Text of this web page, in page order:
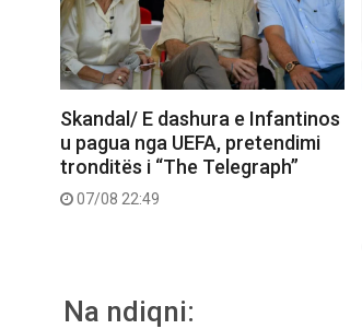
Skandal/ E dashura e Infantinos
u pagua nga UEFA, pretendimi
tronditës i “The Telegraph”
07/08 22:49
Na ndiqni: